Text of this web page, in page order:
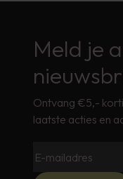
Meld je
Ontvang €5,-
laatste acties en